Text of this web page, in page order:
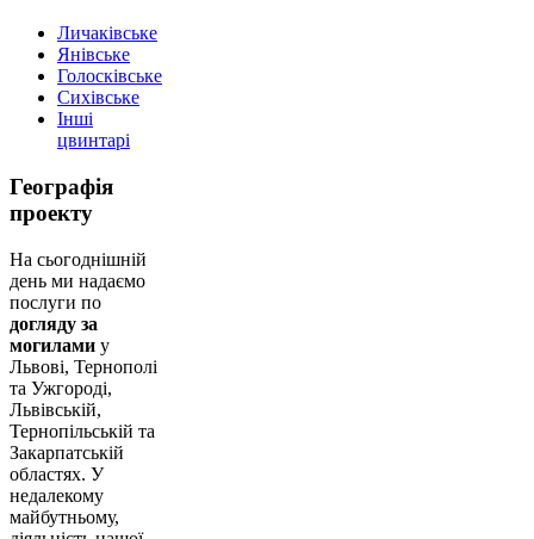
Личаківське
Янівське
Голосківське
Сихівське
Інші
цвинтарі
Географія
проекту
На сьогоднішній
день ми надаємо
послуги по
догляду за
могилами у
Львові, Тернополі
та Ужгороді,
Львівській,
Тернопільській та
Закарпатській
областях. У
недалекому
майбутньому,